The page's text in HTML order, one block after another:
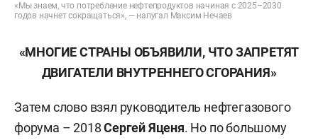
«Мы знаем, что потребление нефтепродуктов начиная с 2025–2030
годов начнет сокращаться», — напугал Максим Нечаев
«МНОГИЕ СТРАНЫ ОБЪЯВИЛИ, ЧТО ЗАПРЕТЯТ
ДВИГАТЕЛИ ВНУТРЕННЕГО СГОРАНИЯ»
Затем слово взял руководитель нефтегазового
форума – 2018Сергей Яценя. Но по большому